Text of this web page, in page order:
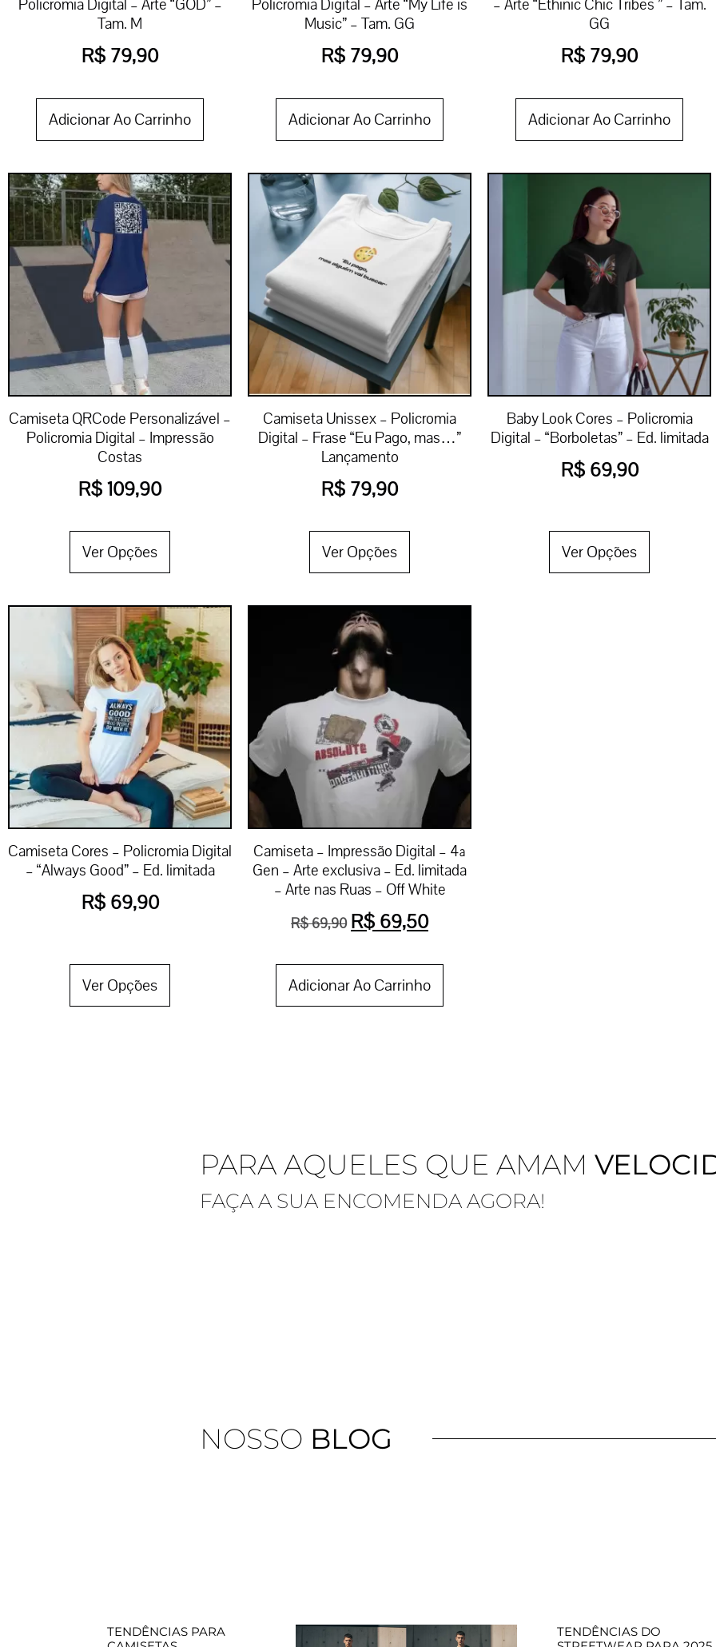
Policromia Digital – Arte “GOD” –
Tam. M
R$ 79,90
Adicionar Ao Carrinho
Policromia Digital – Arte “My Life is
Music” – Tam. GG
R$ 79,90
Adicionar Ao Carrinho
– Arte “Ethinic Chic Tribes ” – Tam.
GG
R$ 79,90
Adicionar Ao Carrinho
Camiseta QRCode Personalizável –
Policromia Digital – Impressão
Costas
R$109,90
Ver Opções
Camiseta Unissex – Policromia
Digital – Frase “Eu Pago, mas…”
Lançamento
R$ 79,90
Ver Opções
Baby Look Cores – Policromia
Digital – “Borboletas” – Ed. limitada
R$69,90
Ver Opções
Camiseta Cores – Policromia Digital
– “Always Good” – Ed. limitada
R$69,90
Ver Opções
Camiseta – Impressão Digital – 4ª
Gen – Arte exclusiva – Ed. limitada
– Arte nas Ruas – Off White
R$69,90 R$ 69,50
Adicionar Ao Carrinho
PARA AQUELES QUE AMAM
FAÇA A SUA ENCOMENDA AGORA!
NOSSO BLOG
TENDÊNCIAS PARA
TENDÊNCIAS DO